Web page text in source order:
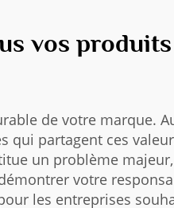
vos produits
de votre marque.
qui partagent ces
un problème
votre
les entreprises